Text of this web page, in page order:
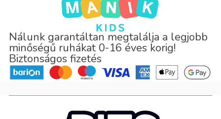
Nálunk garantáltan megtalálja a legjobb
minőségű ruhákat 0-16 éves korig!
Biztonságos fizetés